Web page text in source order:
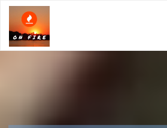
Zum
springen